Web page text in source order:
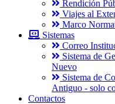
Rendición
Viajes al
Marco
Sistemas
Correo
Sistema de
Nuevo
Sistema de
Antiguo - solo
Contactos